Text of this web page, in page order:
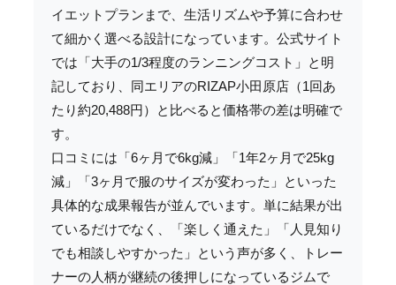
イエットプランまで、生活リズムや予算に合わせ
て細かく選べる設計になっています。公式サイト
では「大手の1/3程度のランニングコスト」と明
記しており、同エリアのRIZAP小田原店（1回あ
たり約20,488円）と比べると価格帯の差は明確で
す。
口コミには「6ヶ月で6kg減」「1年2ヶ月で25kg
減」「3ヶ月で服のサイズが変わった」といった
具体的な成果報告が並んでいます。単に結果が出
ているだけでなく、「楽しく通えた」「人見知り
でも相談しやすかった」という声が多く、トレー
ナーの人柄が継続の後押しになっているジムで